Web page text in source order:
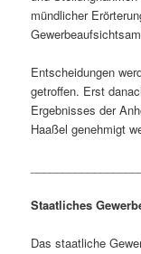
mündlicher
Entscheidungen
getroffen. Erst
Ergebnisses der
Haaßel genehmigt
Staatliches
Das staatliche